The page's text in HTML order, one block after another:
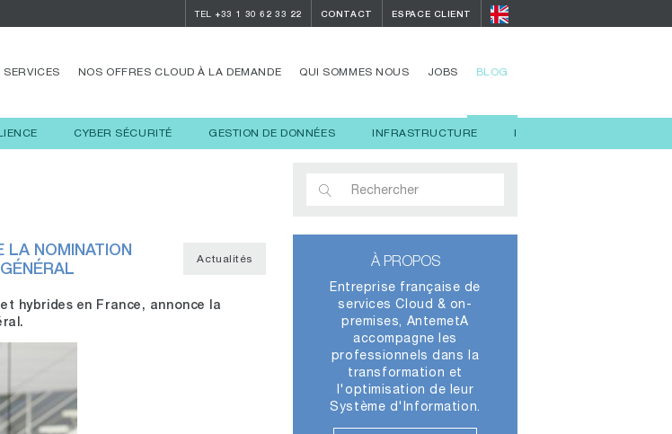
TEL +33 1 30 62 33 22 CONTACT ESPACE CLIENT
SERVICES NOS OFFRES CLOUD À LA DEMANDE QUI SOMMES NOUS JOBS BLOG
CYBER SÉCURITÉ GESTION DE DONNÉES INFRASTRUCTURE INTELLIGENCE
LA NOMINATION
Actualités
hybrides en France, annonce la
À PROPOS
Entreprise française de
services Cloud & on-
premises, AntemetA
accompagne les
professionnels dans la
transformation et
l'optimisation de leur
Système d'Information.